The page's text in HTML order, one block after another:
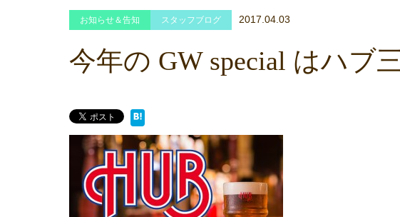
お知らせ＆告知 スタッフブログ 2017.04.03
今年の GW special はハブ